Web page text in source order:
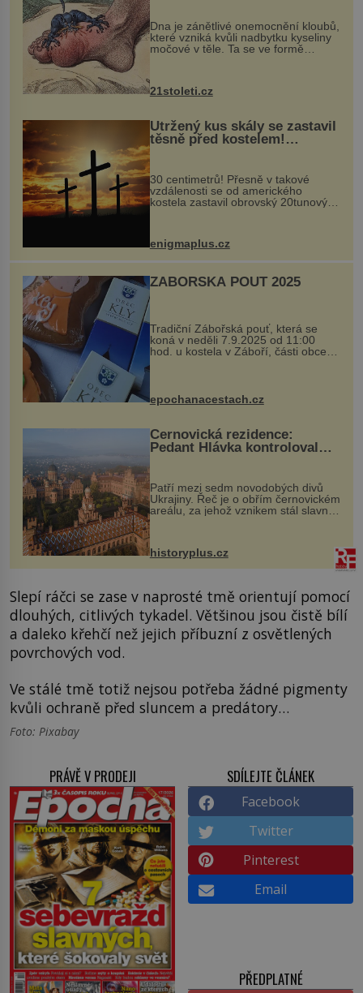
„nemoci králů“
Dna je zánětlivé onemocnění kloubů,
které vzniká kvůli nadbytku kyseliny
močové v těle. Ta se ve formě
nohou, a způsobuje bole...
21stoleti.cz
Utržený kus skály se zastavil
těsně před kostelem!
Ochránila ho boží síla?
30 centimetrů! Přesně v takové
vzdálenosti se od amerického
kostela zastavil obrovský 20tunový
...
enigmaplus.cz
ZÁBOŘSKÁ POUŤ 2025
Tradiční Zábořská pouť, která se
koná v neděli 7.9.2025 od 11:00
hod. u kostela v Záboří, části obce
Kly u Mělníka. V programu naleznete
komentovanou prohlídku kostela,
epochanacestach.cz
Černovická rezidence:
Pedant Hlávka kontroloval
Patří mezi sedm novodobých divů
Ukrajiny. Řeč je o obřím černovickém
areálu, za jehož vznikem stál slavný
český architekt Josef Hlávka. Ten si
na něm dal mimořádně záležet. Jeho
stavební plány by při ...
historyplus.cz
Slepí ráčci se zase v naprosté tmě orientují pomocí
dlouhých, citlivých tykadel. Většinou jsou čistě bílí
a daleko křehčí než jejich příbuzní z osvětlených
povrchových vod.
Ve stálé tmě totiž nejsou potřeba žádné pigmenty
kvůli ochraně před sluncem a predátory…
Foto: Pixabay
PRÁVĚ V PRODEJI SDÍLEJTE ČLÁNEK
Facebook
Twitter
Pinterest
Email
PŘEDPLATNÉ